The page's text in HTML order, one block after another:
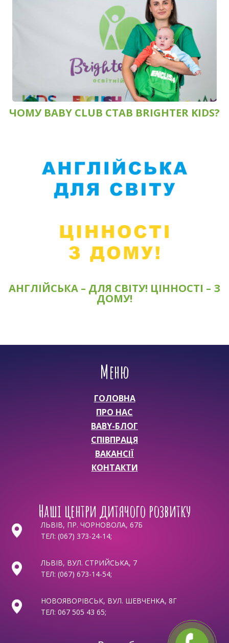
ЧОМУ BABY CLUB СТАВ BRIGHTER KIDS?
АНГЛІЙСЬКА – ДЛЯ СВІТУ! ЦІННОСТІ – З
ДОМУ!
Меню
ГОЛОВНА
ПРО НАС
BABY-БЛОГ
СПІВПРАЦЯ
ВАКАНСІЇ
КОНТАКТИ
Наші центри дитячого розвитку
ЛЬВІВ, ПР. ЧОРНОВОЛА, 67Б
ТЕЛ:(067) 373-24-14;
ЛЬВІВ, ВУЛ. СТРИЙСЬКА, 7
ТЕЛ:(067) 673-14-54;
НОВОЯВОРІВСЬК, ВУЛ. ШЕВЧЕНКА, 8Г
ТЕЛ:067 505 43 65;